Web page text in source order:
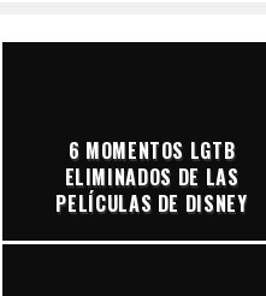
6 MOMENTOS LGTB
ELIMINADOS DE LAS
PELÍCULAS DE DISNEY